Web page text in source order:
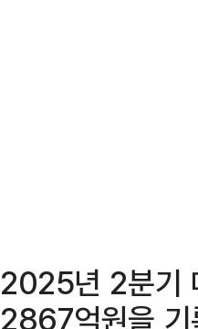
2025년 2분기
2867억원을 기